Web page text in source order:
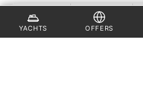
STEALTH - ASIA
25 2024
YACHTS OFFERS